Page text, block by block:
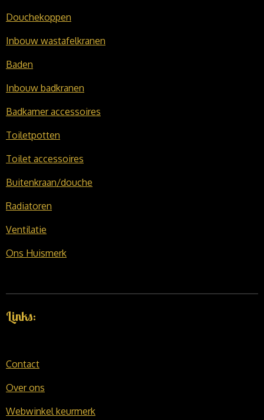
Douchekoppen
Inbouw wastafelkranen
Baden
Inbouw badkranen
Badkamer accessoires
Toiletpotten
Toilet accessoires
Buitenkraan/douche
Radiatoren
Ventilatie
Ons Huismerk
Links:
Contact
Over ons
Webwinkel keurmerk